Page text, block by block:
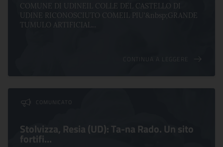
COMUNE DI UDINEIL COLLE DEL CASTELLO DI
UDINE RICONOSCIUTO COMEIL PIU'&nbsp;GRANDE
TUMULO ARTIFICIAL...
CONTINUA A LEGGERE
COMUNICATO
Stolvizza, Resia (UD): Ta-na Rado. Un sito
fortifi...